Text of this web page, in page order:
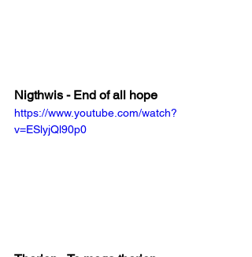
Nigthwis - End of all hope
https://www.youtube.com/watch?
v=ESlyjQl90p0